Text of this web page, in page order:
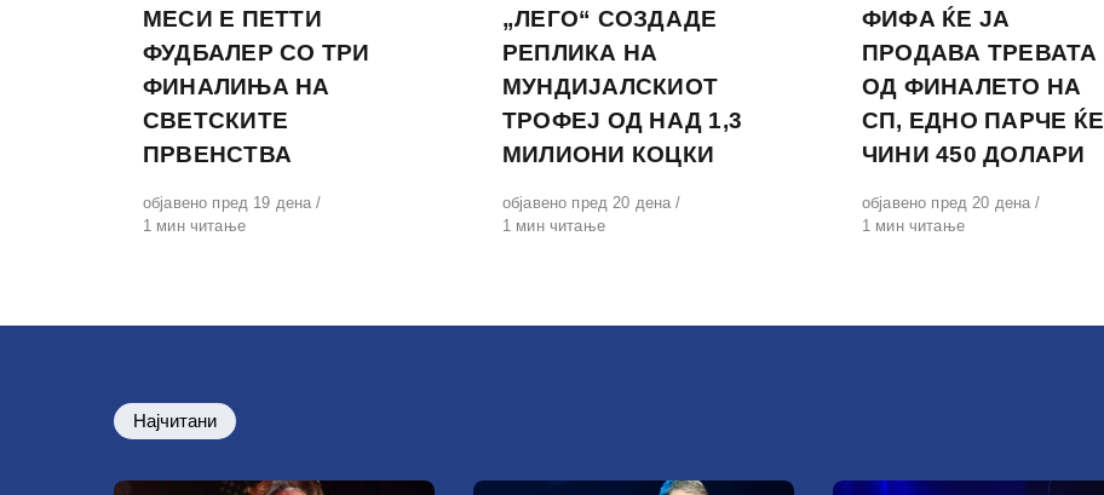
МЕСИ Е ПЕТТИ
ФУДБАЛЕР СО ТРИ
ФИНАЛИЊА НА
СВЕТСКИТЕ
ПРВЕНСТВА
Објавено
на
објавено пред 19 дена
1 мин читање
„ЛЕГО“ СОЗДАДЕ
РЕПЛИКА НА
МУНДИЈАЛСКИОТ
ТРОФЕЈ ОД НАД 1,3
МИЛИОНИ КОЦКИ
Објавено
на
објавено пред 20 дена
1 мин читање
ФИФА ЌЕ ЈА
ПРОДАВА ТРЕВАТА
ОД ФИНАЛЕТО НА
СП, ЕДНО ПАРЧЕ ЌЕ
ЧИНИ 450 ДОЛАРИ
Објавено
на
објавено пред 20 дена
1 мин читање
Најчитани